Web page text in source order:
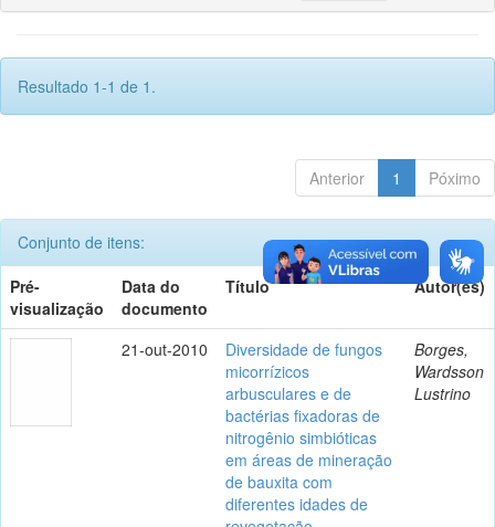
Resultado 1-1 de 1.
Anterior 1 Póximo
Conjunto de itens:
Pré-
visualização
Data do
documento
Título Autor(es)
21-out-2010
Diversidade de fungos
micorrízicos
arbusculares e de
bactérias fixadoras de
nitrogênio simbióticas
em áreas de mineração
de bauxita com
diferentes idades de
Borges,
Wardsson
Lustrino